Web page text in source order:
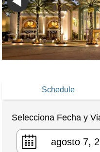
Schedule
Selecciona Fecha y